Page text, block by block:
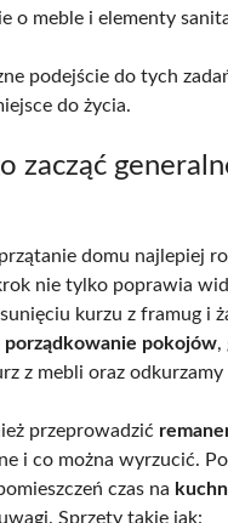
o meble i elementy
podejście do tych
do życia.
zacząć
domu najlepiej
nie tylko poprawia
kurzu z framug i
porządkowanie pokojów,
z mebli oraz odkurzamy
przeprowadzić
i co można wyrzucić.
czas na
Sprzęty takie jak: